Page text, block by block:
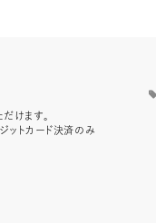
けます。
ットカード決済のみ